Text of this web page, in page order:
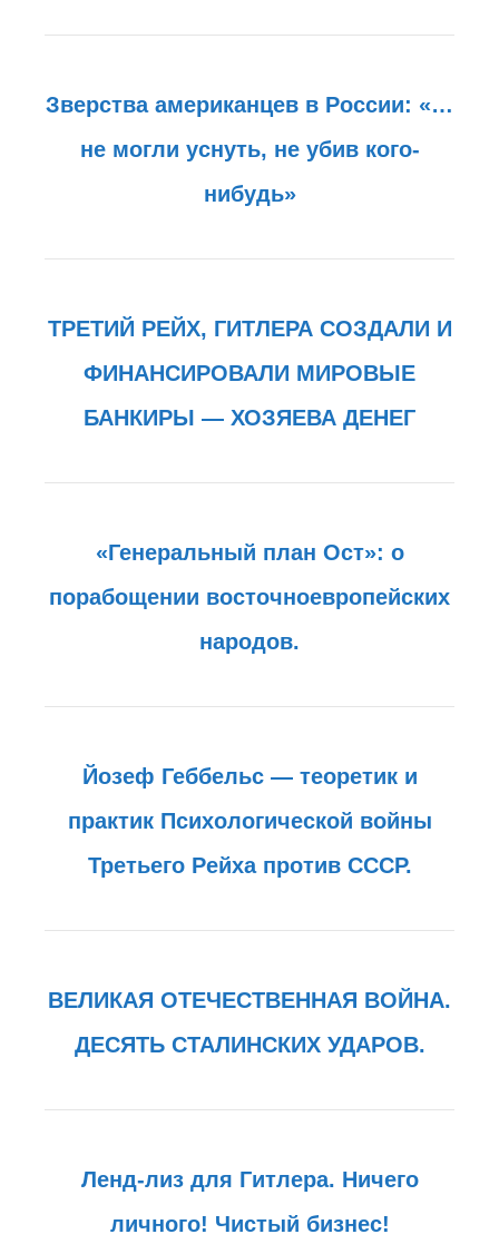
Зверства американцев в России: «…
не могли уснуть, не убив кого-
нибудь»
ТРЕТИЙ РЕЙХ, ГИТЛЕРА СОЗДАЛИ И
ФИНАНСИРОВАЛИ МИРОВЫЕ
БАНКИРЫ — ХОЗЯЕВА ДЕНЕГ
«Генеральный план Ост»: о
порабощении восточноевропейских
народов.
Йозеф Геббельс — теоретик и
практик Психологической войны
Третьего Рейха против СССР.
ВЕЛИКАЯ ОТЕЧЕСТВЕННАЯ ВОЙНА.
ДЕСЯТЬ СТАЛИНСКИХ УДАРОВ.
Ленд-лиз для Гитлера. Ничего
личного! Чистый бизнес!